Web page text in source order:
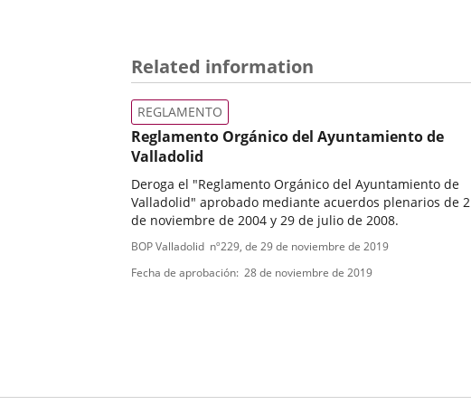
Related information
Reglamento Orgánico del Ayuntamiento de
Valladolid
Deroga el "Reglamento Orgánico del Ayuntamiento de
Valladolid" aprobado mediante acuerdos plenarios de 2
de noviembre de 2004 y 29 de julio de 2008.
Tipo
de
REGLAMENTO
Referencia
BOP Valladolid nº229, de 29 de noviembre de 2019
Fecha de aprobación 28 de noviembre de 2019